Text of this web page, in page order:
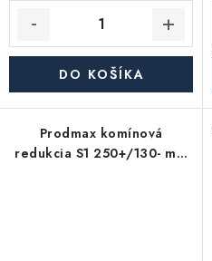
DO KOŠÍKA
Prodmax komínová
redukcia S1 250+/130- mm